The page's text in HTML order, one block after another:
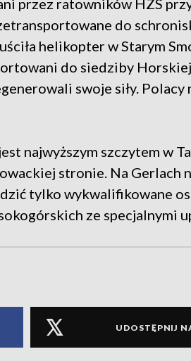
przez ratowników HZS
do
helikopter w Starym
do siedziby
swoje siły. Polacy
najwyższym szczytem w
stronie. Na Gerlach
tylko wykwalifikowane
ze specjalnymi
UDOSTĘPNIJ